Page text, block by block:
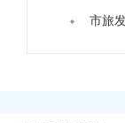
市旅